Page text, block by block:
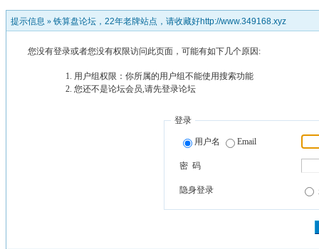
提示信息 » 铁算盘论坛，22年老牌站点，请收藏好http://www.349168.xyz
您没有登录或者您没有权限访问此页面，可能有如下几个原因:
用户组权限：你所属的用户组不能使用搜索功能
您还不是论坛会员,请先登录论坛
登录
用户名 Email
密 码
隐身登录